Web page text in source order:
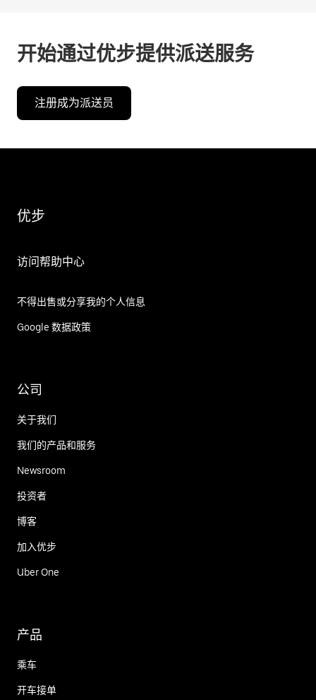
开始通过优步提供派送服务
注册成为派送员
优步
访问帮助中心
不得出售或分享我的个人信息
Google 数据政策
公司
关于我们
我们的产品和服务
Newsroom
投资者
博客
加入优步
Uber One
产品
乘车
开车接单